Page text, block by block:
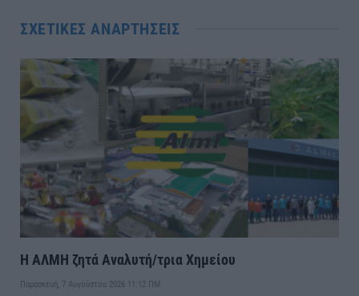
ΣΧΕΤΙΚΈΣ ΑΝΑΡΤΉΣΕΙΣ
Η ΑΛΜΗ ζητά Αναλυτή/τρια Χημείου
Παρασκευή, 7 Αυγούστου 2026 11:12 ΠΜ